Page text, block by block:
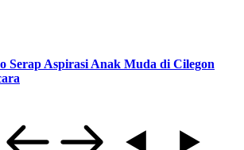
Serap Aspirasi Anak Muda di Cilegon